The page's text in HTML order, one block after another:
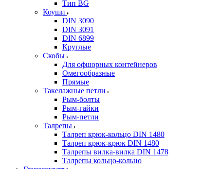
Тип BG
Коуши
DIN 3090
DIN 3091
DIN 6899
Круглые
Скобы
Для офшорных контейнеров
Омегообразные
Прямые
Такелажные петли
Рым-болты
Рым-гайки
Рым-петли
Талрепы
Талреп крюк-кольцо DIN 1480
Талреп крюк-крюк DIN 1480
Талрепы вилка-вилка DIN 1478
Талрепы кольцо-кольцо